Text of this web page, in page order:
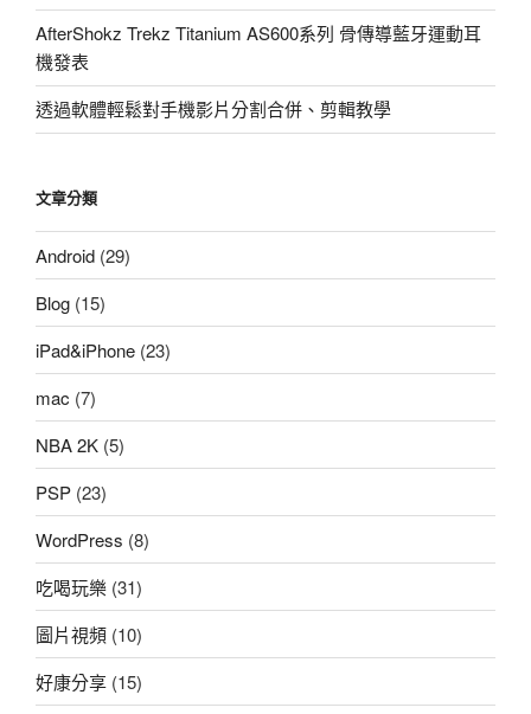
AfterShokz Trekz Titanium AS600系列 骨傳導藍牙運動耳
機發表
透過軟體輕鬆對手機影片分割合併、剪輯教學
文章分類
Android (29)
Blog (15)
iPad&iPhone (23)
mac (7)
NBA 2K (5)
PSP (23)
WordPress (8)
吃喝玩樂 (31)
圖片視頻 (10)
好康分享 (15)